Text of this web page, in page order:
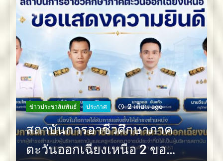
ข่าวประชาสัมพันธ์ ประกาศ 2 เดือน ago
สถาบันการอาชีวศึกษาภาค
ตะวันออกเฉียงเหนือ 2 ขอ